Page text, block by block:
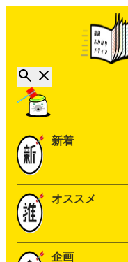
新着
オススメ
企画